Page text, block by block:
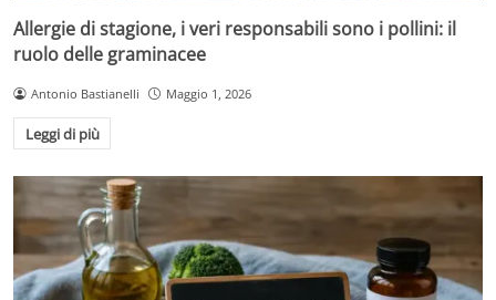
Allergie di stagione, i veri responsabili sono i pollini: il
ruolo delle graminacee
Antonio Bastianelli Maggio 1, 2026
Leggi di più